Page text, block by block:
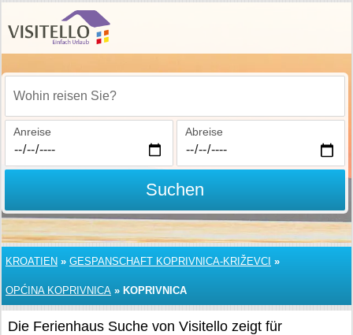
Wohin reisen Sie?
Anreise Abreise
Suchen
KROATIEN » GESPANSCHAFT KOPRIVNICA-KRIŽEVCI »
OPĆINA KOPRIVNICA » KOPRIVNICA
Die Ferienhaus Suche von Visitello zeigt für